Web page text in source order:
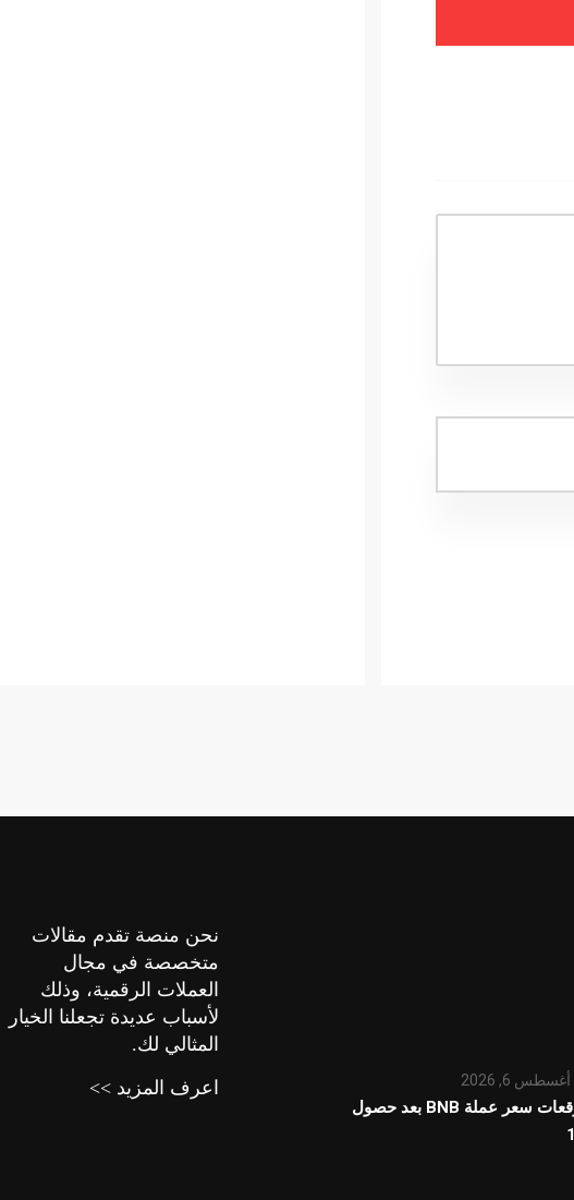
أغسطس 6, 2026
توقعات سعر عملة BNB بعد حصول
نحن منصة تقدم مقالات
متخصصة في مجال
العملات الرقمية، وذلك
لأسباب عديدة تجعلنا الخيار
المثالي لك.
اعرف المزيد >>